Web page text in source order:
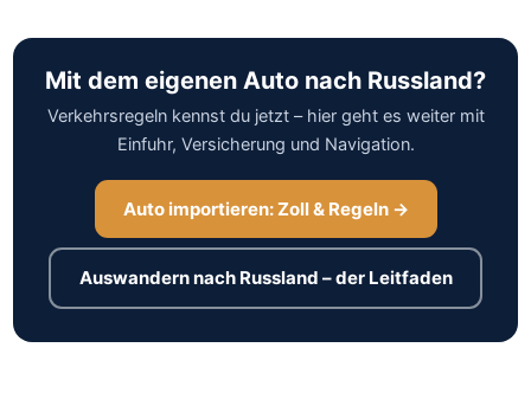
Mit dem eigenen Auto nach Russland?
Verkehrsregeln kennst du jetzt – hier geht es weiter mit
Einfuhr, Versicherung und Navigation.
Auto importieren: Zoll & Regeln →
Auswandern nach Russland – der Leitfaden